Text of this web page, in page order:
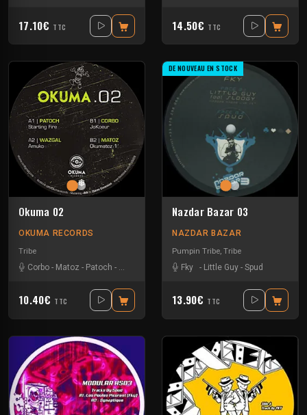
17.10€ TTC 14.50€ TTC
Okuma 02
OKUMA RECORDS
Tribe
Corbo - Matoz - Patoch - Wazgal
10.40€ TTC
DE NOUVEAU EN STOCK
Nazdar Bazar 03
NAZDAR BAZAR
Pumpin Tribe Tribe
Fky
- Little Guy - Spud
13.90€ TTC